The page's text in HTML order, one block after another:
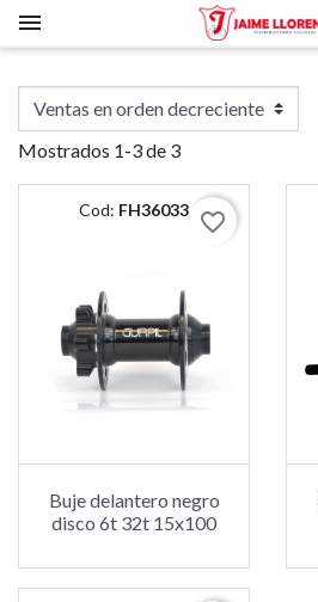

Mostrados 1-3 de 3
Cod: FH36033 favorite_border
Buje delantero negro
disco 6t 32t 15x100